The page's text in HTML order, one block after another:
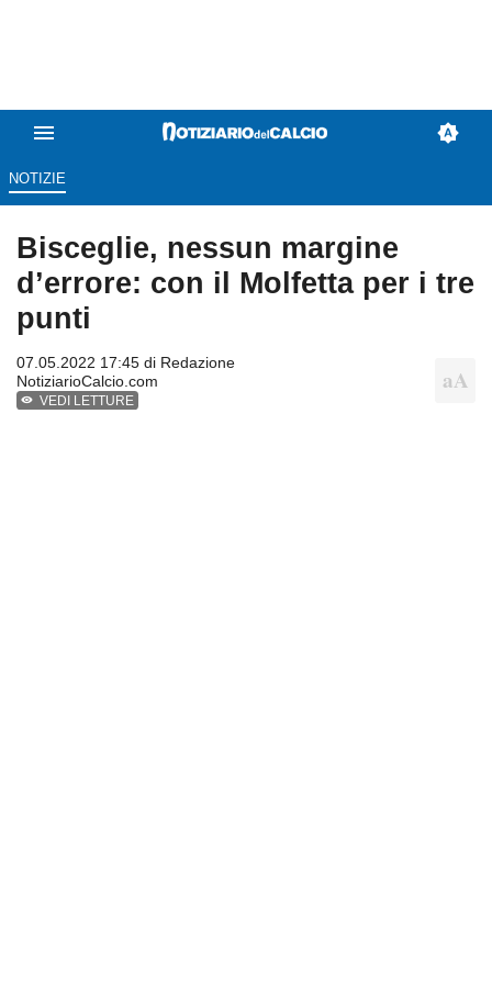
NOTIZIE
Bisceglie, nessun margine
d’errore: con il Molfetta per i tre
punti
07.05.2022 17:45 di Redazione
NotiziarioCalcio.com
VEDI LETTURE